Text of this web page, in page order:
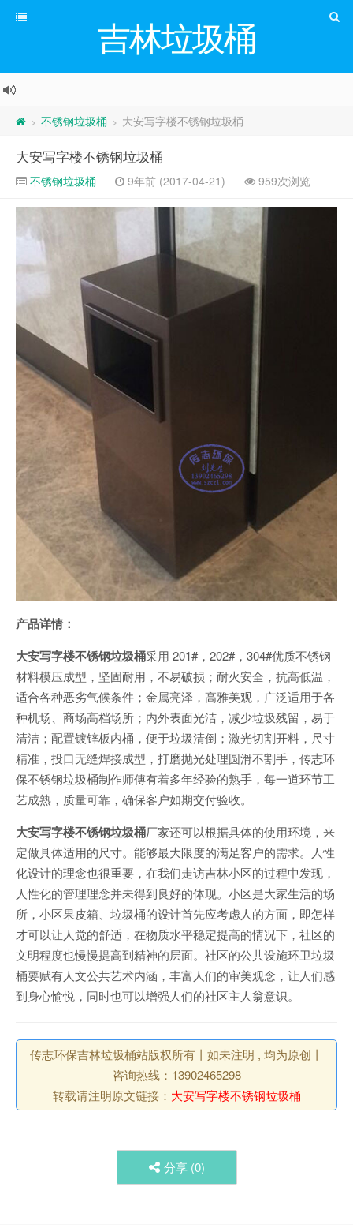
吉林垃圾桶
> 不锈钢垃圾桶 > 大安写字楼不锈钢垃圾桶
大安写字楼不锈钢垃圾桶
不锈钢垃圾桶 9年前 (2017-04-21) 959次浏览
产品详情：
大安写字楼不锈钢垃圾桶采用 201#，202#，304#优质不锈钢
材料模压成型，坚固耐用，不易破损；耐火安全，抗高低温，
适合各种恶劣气候条件；金属亮泽，高雅美观，广泛适用于各
种机场、商场高档场所；内外表面光洁，减少垃圾残留，易于
清洁；配置镀锌板内桶，便于垃圾清倒；激光切割开料，尺寸
精准，投口无缝焊接成型，打磨抛光处理圆滑不割手，传志环
保不锈钢垃圾桶制作师傅有着多年经验的熟手，每一道环节工
艺成熟，质量可靠，确保客户如期交付验收。
大安写字楼不锈钢垃圾桶厂家还可以根据具体的使用环境，来
定做具体适用的尺寸。能够最大限度的满足客户的需求。人性
化设计的理念也很重要，在我们走访吉林小区的过程中发现，
人性化的管理理念并未得到良好的体现。小区是大家生活的场
所，小区果皮箱、垃圾桶的设计首先应考虑人的方面，即怎样
才可以让人觉的舒适，在物质水平稳定提高的情况下，社区的
文明程度也慢慢提高到精神的层面。社区的公共设施环卫垃圾
桶要赋有人文公共艺术内涵，丰富人们的审美观念，让人们感
到身心愉悦，同时也可以增强人们的社区主人翁意识。
传志环保吉林垃圾桶站版权所有丨如未注明 , 均为原创丨
咨询热线：13902465298
转载请注明原文链接： 大安写字楼不锈钢垃圾桶
分享 (0)